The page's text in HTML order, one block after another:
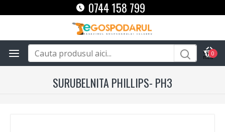
0744 158 799
0
SURUBELNITA PHILLIPS- PH3